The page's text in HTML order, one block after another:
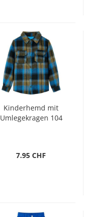
Kinderhemd mit
Umlegekragen 104
7.95 CHF